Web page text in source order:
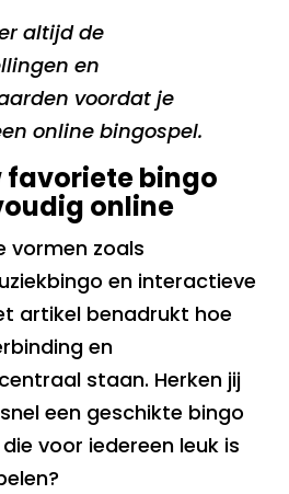
altijd de
en
voordat je
online bingospel.
favoriete bingo
online
vormen zoals
en interactieve
artikel benadrukt hoe
en
staan. Herken jij
een geschikte bingo
voor iedereen leuk is